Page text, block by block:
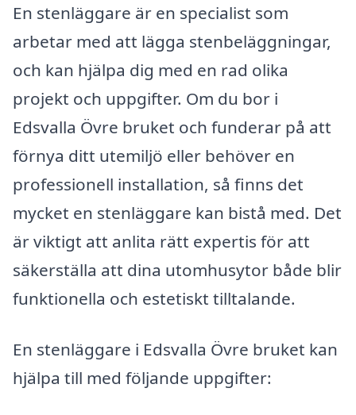
En stenläggare är en specialist som
arbetar med att lägga stenbeläggningar,
och kan hjälpa dig med en rad olika
projekt och uppgifter. Om du bor i
Edsvalla Övre bruket och funderar på att
förnya ditt utemiljö eller behöver en
professionell installation, så finns det
mycket en stenläggare kan bistå med. Det
är viktigt att anlita rätt expertis för att
säkerställa att dina utomhusytor både blir
funktionella och estetiskt tilltalande.
En stenläggare i Edsvalla Övre bruket kan
hjälpa till med följande uppgifter: